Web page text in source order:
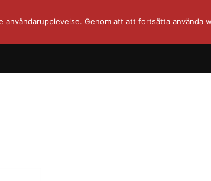
Genom att att fortsätta använda